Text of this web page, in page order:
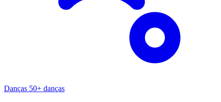
Danças 50+ danças